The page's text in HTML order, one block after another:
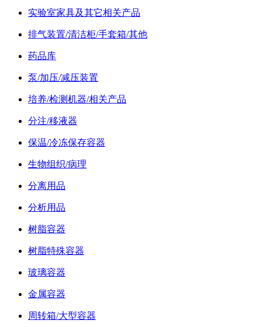
实验室家具及其它相关产品
排气装置/清洁柜/手套箱/其他
药品库
泵/加压/减压装置
培养/检测机器/相关产品
分注/移液器
保温/冷冻保存容器
生物组织/病理
分离用品
分析用品
树脂容器
树脂特殊容器
玻璃容器
金属容器
周转箱/大型容器